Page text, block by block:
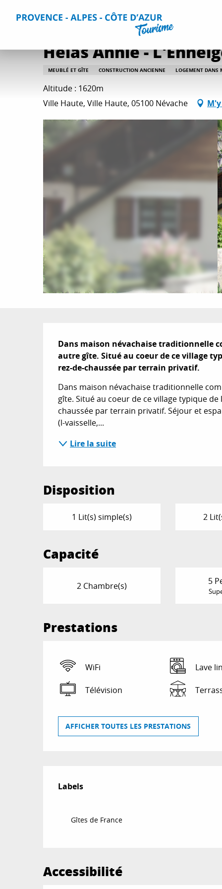
Accueil Séjourner Hébergements
Hélas Annie -
MEUBLÉ ET GÎTE CONSTRUCTION ANCIENNE LOGEMENT DANS
Altitude : 1620m
Ville Haute, Ville Haute, 05100 Névache
Description
Dans maison névachaise
autre gîte. Situé au coeur de ce village
rez-de-chaussée par terrain privatif.
Dans maison névachaise traditionnelle
gîte. Situé au coeur de ce village typique
chaussée par terrain privatif. Séjour et
(l-vaisselle,...
Lire la suite
Disposition
1 Lit(s) simple(s) 2
Capacité
2 Chambre(s) 5
Prestations
WiFi Lave
Télévision
AFFICHER TOUTES LES PRESTATIONS
Offres de
Labels
Labels
Gîtes de France
Accessibilité